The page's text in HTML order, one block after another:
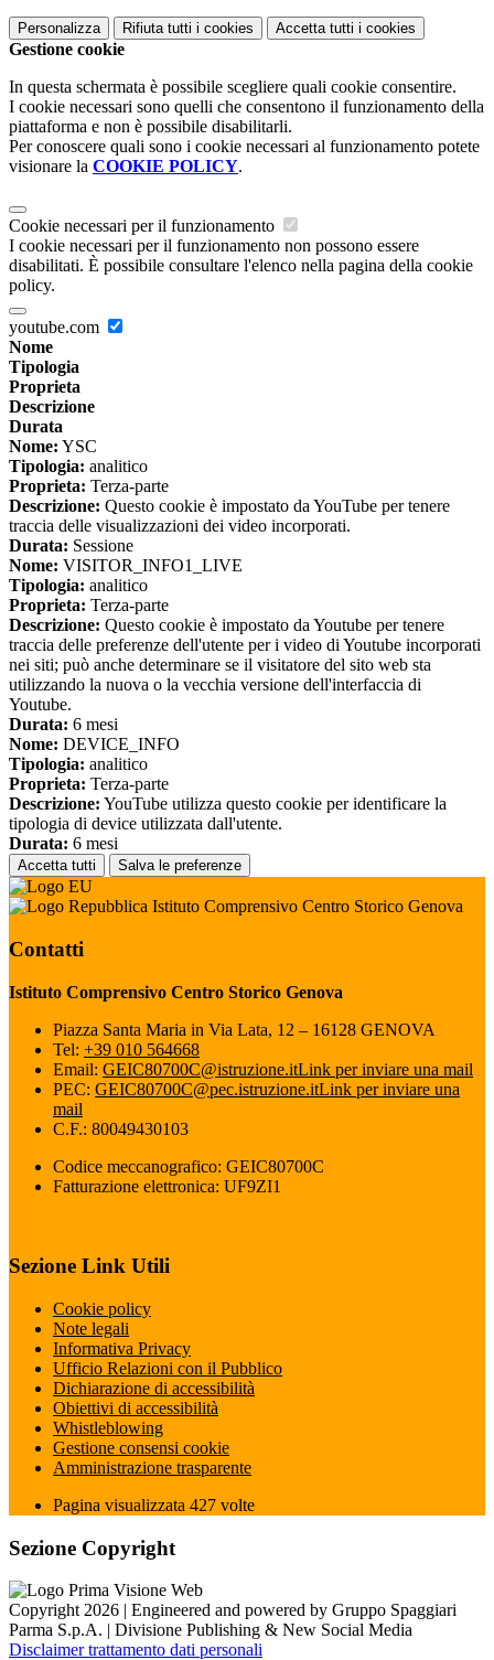
Personalizza Rifiuta tutti i cookies Accetta tutti i cookies
Gestione cookie
In questa schermata è possibile scegliere quali cookie consentire.
I cookie necessari sono quelli che consentono il funzionamento della
piattaforma e non è possibile disabilitarli.
Per conoscere quali sono i cookie necessari al funzionamento potete
visionare la COOKIE POLICY.
Cookie necessari per il funzionamento
I cookie necessari per il funzionamento non possono essere
disabilitati. È possibile consultare l'elenco nella pagina della cookie
policy.
youtube.com
Nome
Tipologia
Proprieta
Descrizione
Durata
Nome: YSC
Tipologia: analitico
Proprieta: Terza-parte
Descrizione: Questo cookie è impostato da YouTube per tenere
traccia delle visualizzazioni dei video incorporati.
Durata: Sessione
Nome: VISITOR_INFO1_LIVE
Tipologia: analitico
Proprieta: Terza-parte
Descrizione: Questo cookie è impostato da Youtube per tenere
traccia delle preferenze dell'utente per i video di Youtube incorporati
nei siti; può anche determinare se il visitatore del sito web sta
utilizzando la nuova o la vecchia versione dell'interfaccia di
Youtube.
Durata: 6 mesi
Nome: DEVICE_INFO
Tipologia: analitico
Proprieta: Terza-parte
Descrizione: YouTube utilizza questo cookie per identificare la
tipologia di device utilizzata dall'utente.
Durata: 6 mesi
Accetta tutti Salva le preferenze
Istituto Comprensivo Centro Storico Genova
Contatti
Istituto Comprensivo Centro Storico Genova
Piazza Santa Maria in Via Lata, 12 – 16128 GENOVA
Tel: +39 010 564668
Email: GEIC80700C@istruzione.itLink per inviare una mail
PEC: GEIC80700C@pec.istruzione.itLink per inviare una
mail
C.F.: 80049430103
Codice meccanografico: GEIC80700C
Fatturazione elettronica: UF9ZI1
Sezione Link Utili
Cookie policy
Note legali
Informativa Privacy
Ufficio Relazioni con il Pubblico
Dichiarazione di accessibilità
Obiettivi di accessibilità
Whistleblowing
Gestione consensi cookie
Amministrazione trasparente
Pagina visualizzata 427 volte
Sezione Copyright
Copyright 2026 | Engineered and powered by Gruppo Spaggiari
Parma S.p.A. | Divisione Publishing & New Social Media
Disclaimer trattamento dati personali